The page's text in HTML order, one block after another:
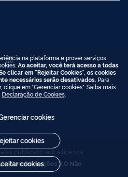
publicado sob a licença
SemDerivações 3.0 Não
na plataforma e prover serviços
Ao aceitar, você terá acesso a todas
clicar em "Rejeitar Cookies", os cookies
necessários serão desativados. Para
clique em "Gerenciar cookies". Saiba mais
Declaração de Cookies.
cookies
cookies
cookies